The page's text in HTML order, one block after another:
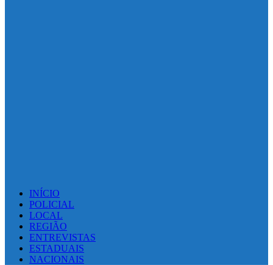
INÍCIO
POLICIAL
LOCAL
REGIÃO
ENTREVISTAS
ESTADUAIS
NACIONAIS